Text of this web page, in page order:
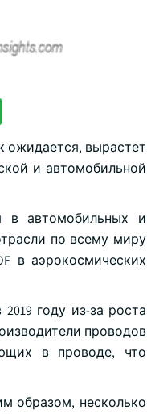
ожидается, вырастет
и автомобильной
в автомобильных и
по всему миру
в аэрокосмических
году из-за роста
проводов
в проводе, что
образом, несколько